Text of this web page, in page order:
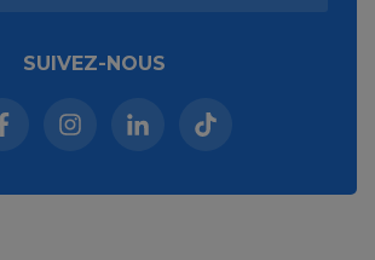
SUIVEZ-NOUS
Facebook (nouvelle fenêtre)
Instagram (nouvelle fenêtre)
Linkedin (nouvelle
Tiktok (nouvelle